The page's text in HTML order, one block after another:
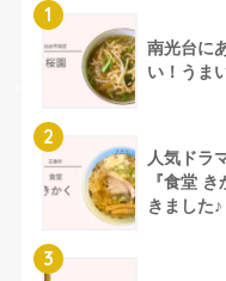
1
南光台に
い！うま
2
人気ドラ
『食堂
きました♪
3